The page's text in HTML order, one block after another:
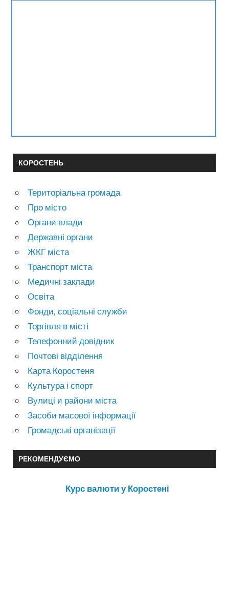
КОРОСТЕНЬ
Територіальна громада
Про місто
Органи влади
Державні органи
ЖКГ міста
Транспорт міста
Медичні заклади
Освіта
Фонди, соціальні служби
Торгівля в місті
Телефонний довідник
Почтові відділення
Карта Коростеня
Культура і спорт
Вулиці и райони міста
Засоби масової інформації
Громадські організації
РЕКОМЕНДУЄМО
Курс валюти у Коростені